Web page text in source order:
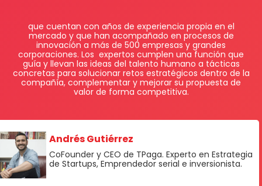
que cuentan con años de experiencia propia en el
mercado y que han acompañado en procesos de
innovación a más de 500 empresas y grandes
corporaciones. Los expertos cumplen una función que
guía y llevan las ideas del talento humano a tácticas
concretas para solucionar retos estratégicos dentro de la
compañía, complementar y mejorar su propuesta de
valor de forma competitiva.
Andrés Gutiérrez
CoFounder y CEO de TPaga. Experto en Estrategia
de Startups, Emprendedor serial e inversionista.